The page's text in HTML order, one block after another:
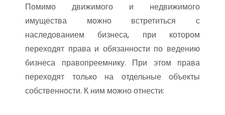
Помимо движимого и недвижимого
имущества можно встретиться с
наследованием бизнеса, при котором
переходят права и обязанности по ведению
бизнеса правопреемнику. При этом права
переходят только на отдельные объекты
собственности. К ним можно отнести: